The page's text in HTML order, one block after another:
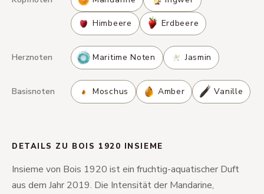
Himbeere Erdbeere
Herznoten Maritime Noten Jasmin
Basisnoten Moschus Amber Vanille
DETAILS ZU BOIS 1920 INSIEME
Insieme von Bois 1920 ist ein fruchtig-aquatischer Duft
aus dem Jahr 2019. Die Intensität der Mandarine,